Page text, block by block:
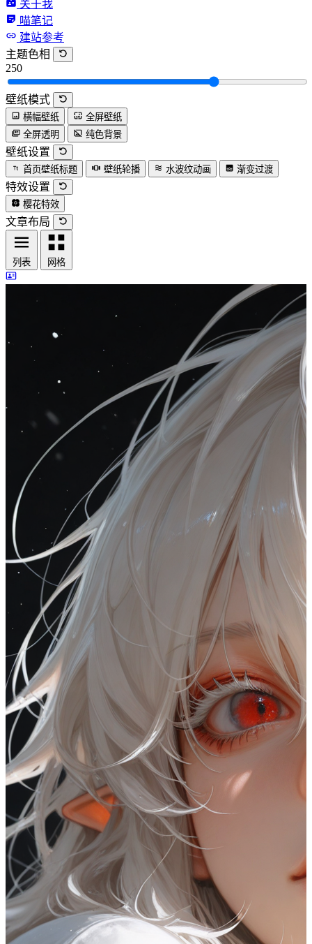
关于我
喵笔记
建站参考
主题色相
250
壁纸模式
横幅壁纸
全屏壁纸
全屏透明
纯色背景
壁纸设置
首页壁纸标题 壁纸轮播 水波纹动画 渐变过渡
特效设置
樱花特效
文章布局
列表 网格